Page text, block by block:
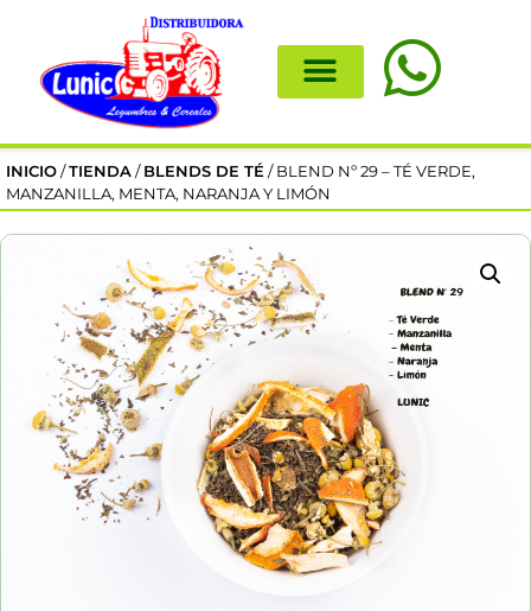
INICIO /TIENDA / BLENDS DE TÉ / BLEND Nº 29 – TÉ VERDE,
MANZANILLA, MENTA, NARANJA Y LIMÓN